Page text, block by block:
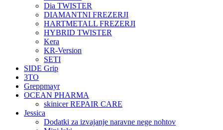
Dia TWISTER
DIAMANTNI FREZERJI
HARTMETALL FREZERJI
HYBRID TWISTER
Kera
KR-Version
SETI
SIDE Grip
3TO
Greppmayr
OCEAN PHARMA
skinicer REPAIR CARE
Jessica
Dodatki za izvajanje naravne nege nohtov